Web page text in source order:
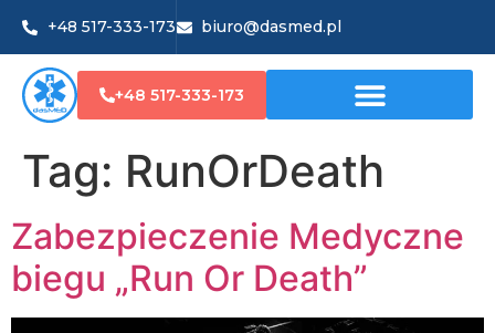
+48 517-333-173 biuro@dasmed.pl
+48 517-333-173
Tag: RunOrDeath
Zabezpieczenie Medyczne
biegu „Run Or Death”